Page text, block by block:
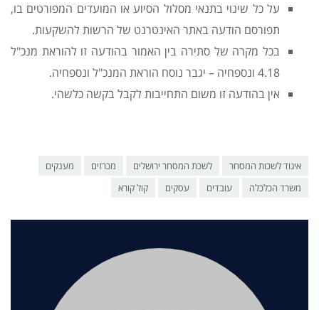
על כל שינוי בתנאי מסלול הסיוע או המועדים המפורטים בו,
תפורסם הודעה באתר האינטרנט של הרשות להשקעות.
בכל מקרה של סתירה בין האמור בהודעה זו להוראת מנכ"ל
4.18 ונספחיה – יגבר נוסח הוראת המנכ"ל ונספחיה.
אין בהודעה זו משום התחייבות לקבל בקשה כלשהי.
איגוד לשכות המסחר לשכת המסחר ירושלים מכרזים
מענקים
משרד הכלכלה
עובדים עסקים קול קורא